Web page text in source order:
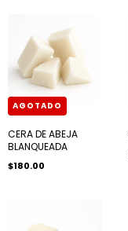
AGOTADO
CERA DE ABEJA
BLANQUEADA
$180.00